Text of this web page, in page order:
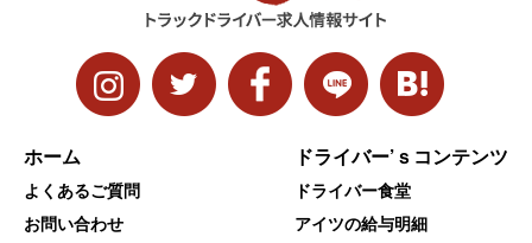
ホーム
よくあるご質問
お問い合わせ
ドライバー’ｓコンテンツ
ドライバー食堂
アイツの給与明細